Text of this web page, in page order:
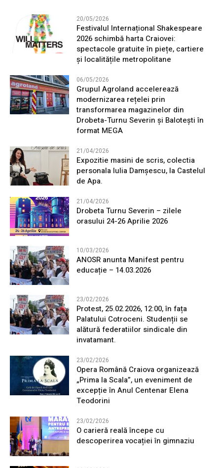
20/05/2026
Festivalul Internațional Shakespeare
2026 schimbă harta Craiovei:
spectacole gratuite în piețe, cartiere
și localitățile metropolitane
06/05/2026
Grupul Agroland accelerează
modernizarea rețelei prin
transformarea magazinelor din
Drobeta-Turnu Severin și Balotești în
format MEGA
21/04/2026
Expozitie masini de scris, colectia
personala Iulia Damșescu, la Castelul
de Apa.
21/04/2026
Drobeta Turnu Severin – zilele
orasului 24-26 Aprilie 2026
10/03/2026
ANOSR anunta Manifest pentru
educație – 14.03.2026
23/02/2026
Protest, 25.02.2026, 12:00, în fața
Palatului Cotroceni. Studenții se
alătură federatiilor sindicale din
invatamant.
23/02/2026
Opera Română Craiova organizează
„Prima la Scala”, un eveniment de
excepție în Anul Centenar Elena
Teodorini
23/02/2026
O carieră reală începe cu
descoperirea vocației în gimnaziu